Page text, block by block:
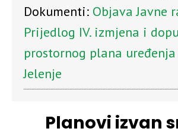
Dokumenti: Objava Javne
Prijedlog IV. izmjena i
prostornog plana
Jelenje
Planovi izvan